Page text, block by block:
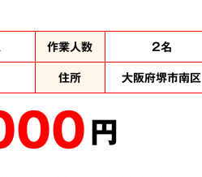
作業人数
2名
住所
大阪府堺市南区
円